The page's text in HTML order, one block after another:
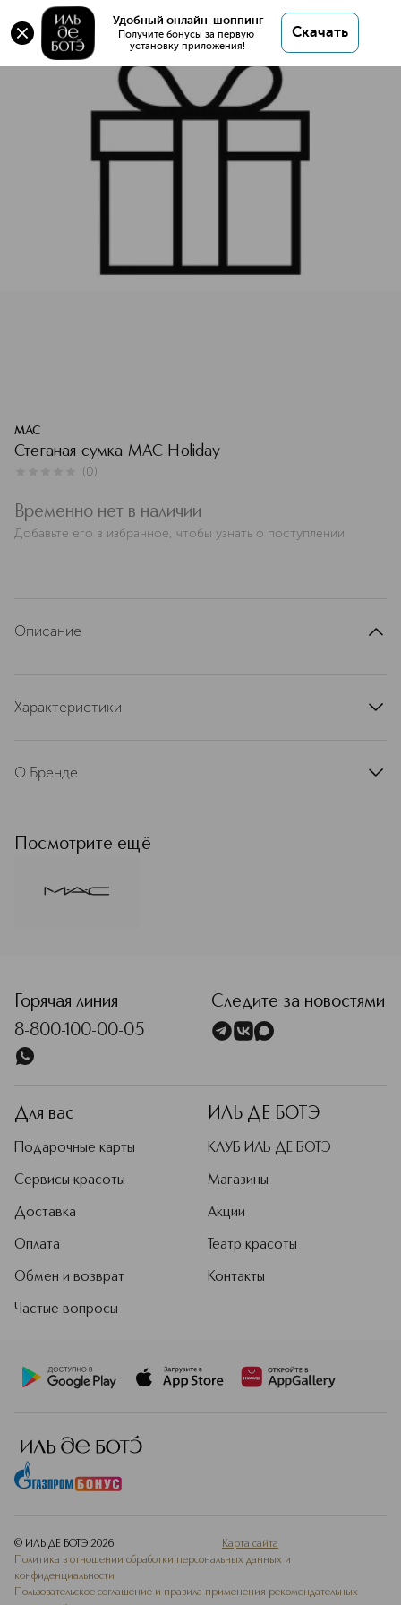
Удобный онлайн-шоппинг
Получите бонусы за первую
установку приложения!
Скачать
Оригинал 💯 Стеганая сумка MAC Holiday купить
в интернет магазине ИЛЬ ДЕ БОТЭ с доставкой.
Стеганая сумка MAC Holiday
Характеристики
MAC
Стеганая сумка MAC Holiday
(0)
Временно нет в наличии
Добавьте его в избранное, чтобы узнать о поступлении
Описание
Характеристики
О Бренде
уважении к индивидуальности.
Миссия бренда — превратить
Подробнее
Посмотрите ещё
Горячая линия
8-800-100-00-05
Следите за новостями
Для вас
Подарочные карты
Сервисы красоты
Доставка
Оплата
Обмен и возврат
Частые вопросы
ИЛЬ ДЕ БОТЭ
КЛУБ ИЛЬ ДЕ БОТЭ
Магазины
Акции
Театр красоты
Контакты
© ИЛЬ ДЕ БОТЭ 2026
Карта сайта
Политика в отношении обработки персональных данных и
конфиденциальности
Пользовательское соглашение и правила применения рекомендательных